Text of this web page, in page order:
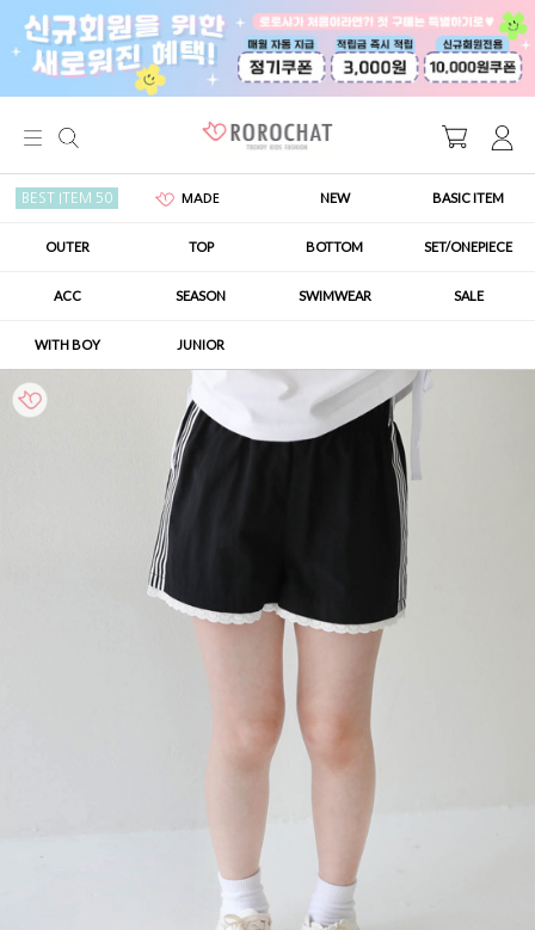
BEST ITEM 50 MADE NEW BASIC ITEM
OUTER TOP BOTTOM SET/ONEPIECE
ACC SEASON SWIMWEAR SALE
WITH BOY JUNIOR